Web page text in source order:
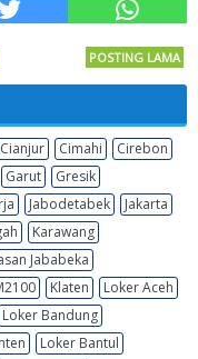
POSTING LAMA
Cianjur Cimahi
Cirebon
Garut
Gresik
Jabodetabek
Jakarta
Karawang
Jababeka
Klaten
Loker Aceh
Loker Bandung
Loker Bantul